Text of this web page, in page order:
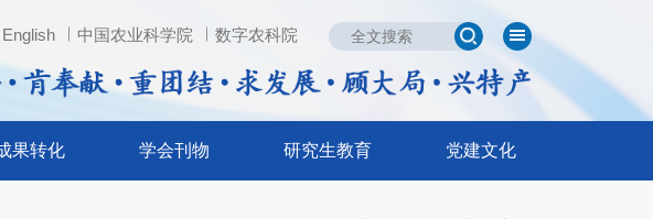
English 中国农业科学院 数字农科院
English 中国农业科学院 数字农科院
果转化 学会刊物 研究生教育 党建文化